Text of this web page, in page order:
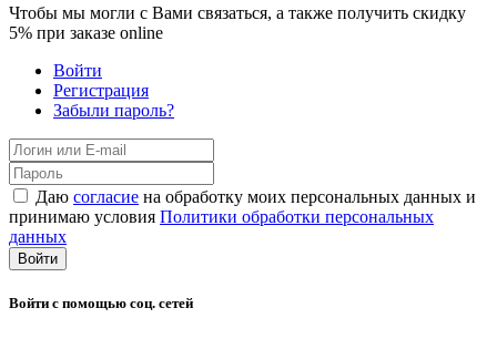
Чтобы мы могли с Вами связаться, а также получить скидку
5% при заказе online
Войти
Регистрация
Забыли пароль?
Даю согласие на обработку моих персональных данных и
принимаю условия Политики обработки персональных
данных
Войти
Войти с помощью соц. сетей